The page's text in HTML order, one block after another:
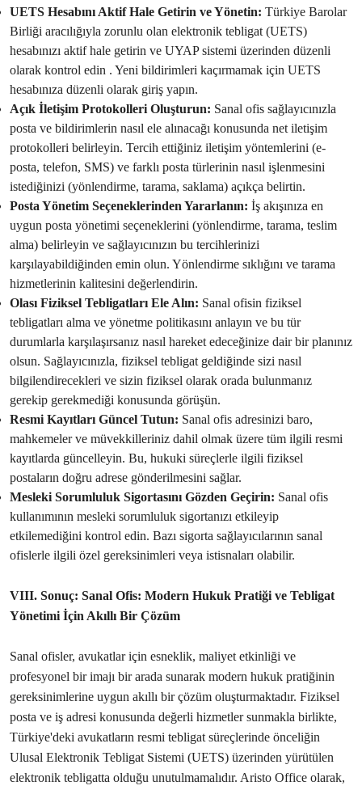
UETS Hesabını Aktif Hale Getirin ve Yönetin: Türkiye Barolar
Birliği aracılığıyla zorunlu olan elektronik tebligat (UETS)
hesabınızı aktif hale getirin ve UYAP sistemi üzerinden düzenli
olarak kontrol edin . Yeni bildirimleri kaçırmamak için UETS
hesabınıza düzenli olarak giriş yapın.
Açık İletişim Protokolleri Oluşturun: Sanal ofis sağlayıcınızla
posta ve bildirimlerin nasıl ele alınacağı konusunda net iletişim
protokolleri belirleyin. Tercih ettiğiniz iletişim yöntemlerini (e-
posta, telefon, SMS) ve farklı posta türlerinin nasıl işlenmesini
istediğinizi (yönlendirme, tarama, saklama) açıkça belirtin.
Posta Yönetim Seçeneklerinden Yararlanın: İş akışınıza en
uygun posta yönetimi seçeneklerini (yönlendirme, tarama, teslim
alma) belirleyin ve sağlayıcınızın bu tercihlerinizi
karşılayabildiğinden emin olun. Yönlendirme sıklığını ve tarama
hizmetlerinin kalitesini değerlendirin.
Olası Fiziksel Tebligatları Ele Alın: Sanal ofisin fiziksel
tebligatları alma ve yönetme politikasını anlayın ve bu tür
durumlarla karşılaşırsanız nasıl hareket edeceğinize dair bir planınız
olsun. Sağlayıcınızla, fiziksel tebligat geldiğinde sizi nasıl
bilgilendirecekleri ve sizin fiziksel olarak orada bulunmanız
gerekip gerekmediği konusunda görüşün.
Resmi Kayıtları Güncel Tutun: Sanal ofis adresinizi baro,
mahkemeler ve müvekkilleriniz dahil olmak üzere tüm ilgili resmi
kayıtlarda güncelleyin. Bu, hukuki süreçlerle ilgili fiziksel
postaların doğru adrese gönderilmesini sağlar.
Mesleki Sorumluluk Sigortasını Gözden Geçirin: Sanal ofis
kullanımının mesleki sorumluluk sigortanızı etkileyip
etkilemediğini kontrol edin. Bazı sigorta sağlayıcılarının sanal
ofislerle ilgili özel gereksinimleri veya istisnaları olabilir.
VIII. Sonuç: Sanal Ofis: Modern Hukuk Pratiği ve Tebligat
Yönetimi İçin Akıllı Bir Çözüm
Sanal ofisler, avukatlar için esneklik, maliyet etkinliği ve
profesyonel bir imajı bir arada sunarak modern hukuk pratiğinin
gereksinimlerine uygun akıllı bir çözüm oluşturmaktadır. Fiziksel
posta ve iş adresi konusunda değerli hizmetler sunmakla birlikte,
Türkiye'deki avukatların resmi tebligat süreçlerinde önceliğin
Ulusal Elektronik Tebligat Sistemi (UETS) üzerinden yürütülen
elektronik tebligatta olduğu unutulmamalıdır. Aristo Office olarak,